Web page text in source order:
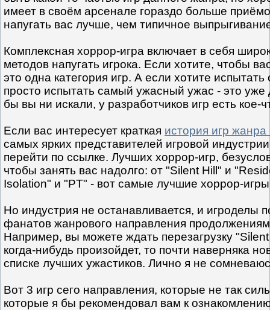
имеет в своём арсенале гораздо больше
напугать вас лучше, чем типичное
Комплексная хоррор-игра включает в себя
методов напугать игрока. Если хотите, чтобы
это одна категория игр. А если хотите
просто испытать самый ужасный ужас - это уже
бы вы ни искали, у разработчиков игр есть кое-
Если вас интересует краткая история игр жанра
самых ярких представителей игровой
перейти по ссылке. Лучших хоррор-игр,
чтобы занять вас надолго: от "Silent Hill" и
Isolation" и "PT" - вот самые лучшие хоррор-
Но индустрия не останавливается, и игроделы
фанатов жанрового направления
Например, вы можете ждать перезагрузку
когда-нибудь произойдет, то почти наверняка
списке лучших ужастиков. Лично я не
Вот 3 игр сего направления, которые не так
которые я бы рекомендовал вам к